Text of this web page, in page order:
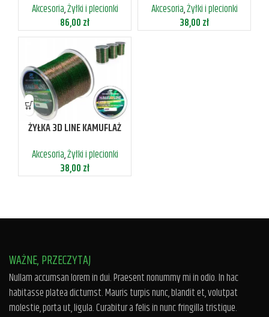
1000M
Akcesoria,Żyłki i plecionki
86,00zł
Akcesoria,Żyłki i plecionki
38,00zł
ŻYŁKA 3D LINE KAMUFLAŻ
Akcesoria,Żyłki i plecionki
38,00zł
WAŻNE, PRZECZYTAJ
Nullam accumsan lorem in dui. Praesent nonummy mi in odio. In hac
habitasse platea dictumst. Mauris turpis nunc, blandit et, volutpat
molestie, porta ut, ligula. Curabitur a felis in nunc fringilla tristique.